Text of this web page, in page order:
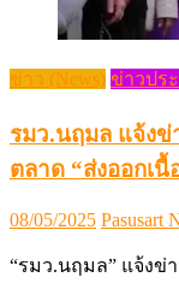
ข่าว (News) ข่าวปร
รมว.นฤมล แจ้งข่
ตลาด “ส่งออกเนื้
Posted
08/05/2025 Author
Pasusart
“รมว.นฤมล” แจ้งข่